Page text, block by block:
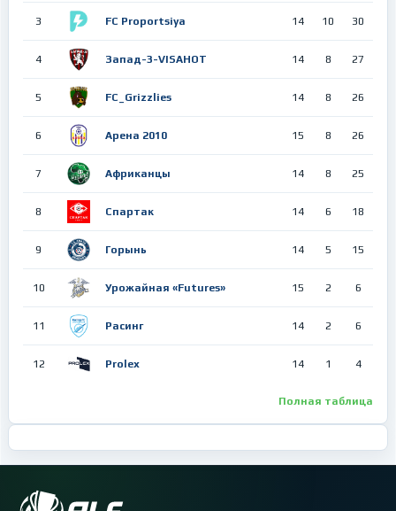
3 FC Proportsiya 14 10 30
4 Запад-3-VISAHOT 14 8 27
5 FC_Grizzlies 14 8 26
6 Арена 2010 15 8 26
7 Африканцы 14 8 25
8 Спартак 14 6 18
9 Горынь 14 5 15
10 Урожайная «Futures» 15 2 6
11 Расинг 14 2 6
12 Prolex 14 1 4
Полная таблица